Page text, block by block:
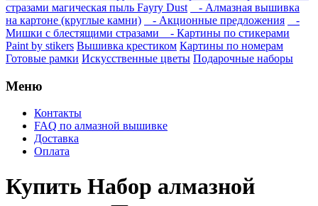
стразами магическая пыль Fayry Dust
- Алмазная вышивка
на картоне (круглые камни)
- Акционные предложения
-
Мишки с блестящими стразами
- Картины по стикерами
Paint by stikers Вышивка крестиком Картины по номерам
Готовые рамки Искусственные цветы Подарочные наборы
Меню
Контакты
FAQ по алмазной вышивке
Доставка
Оплата
Купить Набор алмазной